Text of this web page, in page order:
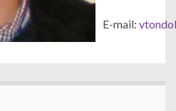
E-mail: